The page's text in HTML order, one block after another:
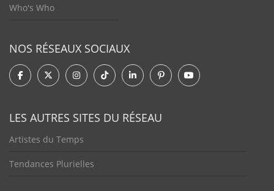
Who's Who
NOS RÉSEAUX SOCIAUX
LES AUTRES SITES DU RÉSEAU
Artistes du Temps
Tendances Plurielles